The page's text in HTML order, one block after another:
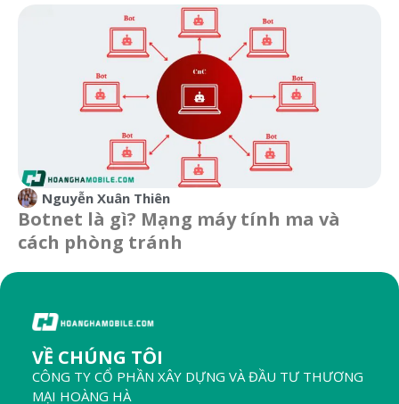
Nguyễn Xuân Thiên
Botnet là gì? Mạng máy tính ma và
cách phòng tránh
VỀ CHÚNG TÔI
CÔNG TY CỔ PHẦN XÂY DỰNG VÀ ĐẦU TƯ THƯƠNG
MẠI HOÀNG HÀ